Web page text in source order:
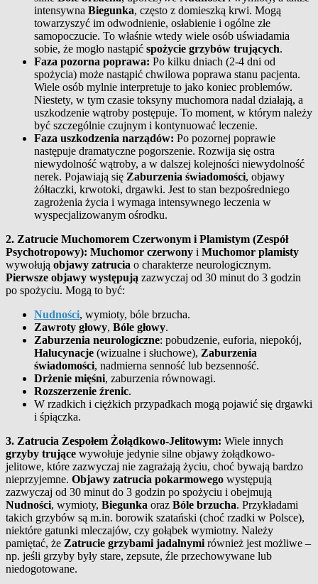
intensywna Biegunka, często z domieszką krwi. Mogą
towarzyszyć im odwodnienie, osłabienie i ogólne złe
samopoczucie. To właśnie wtedy wiele osób uświadamia
sobie, że mogło nastąpić spożycie grzybów trujących.
Faza pozorna poprawa: Po kilku dniach (2-4 dni od
spożycia) może nastąpić chwilowa poprawa stanu pacjenta.
Wiele osób mylnie interpretuje to jako koniec problemów.
Niestety, w tym czasie toksyny muchomora nadal działają, a
uszkodzenie wątroby postępuje. To moment, w którym należy
być szczególnie czujnym i kontynuować leczenie.
Faza uszkodzenia narządów: Po pozornej poprawie
następuje dramatyczne pogorszenie. Rozwija się ostra
niewydolność wątroby, a w dalszej kolejności niewydolność
nerek. Pojawiają się Zaburzenia świadomości, objawy
żółtaczki, krwotoki, drgawki. Jest to stan bezpośredniego
zagrożenia życia i wymaga intensywnego leczenia w
wyspecjalizowanym ośrodku.
2. Zatrucie Muchomorem Czerwonym i Plamistym (Zespół
Psychotropowy): Muchomor czerwony i Muchomor plamisty
wywołują objawy zatrucia o charakterze neurologicznym.
Pierwsze objawy występują zazwyczaj od 30 minut do 3 godzin
po spożyciu. Mogą to być:
Nudności, wymioty, bóle brzucha.
Zawroty głowy, Bóle głowy.
Zaburzenia neurologiczne: pobudzenie, euforia, niepokój,
Halucynacje (wizualne i słuchowe), Zaburzenia
świadomości, nadmierna senność lub bezsenność.
Drżenie mięśni, zaburzenia równowagi.
Rozszerzenie źrenic.
W rzadkich i ciężkich przypadkach mogą pojawić się drgawki
i śpiączka.
3. Zatrucia Zespołem Żołądkowo-Jelitowym: Wiele innych
grzyby trujące wywołuje jedynie silne objawy żołądkowo-
jelitowe, które zazwyczaj nie zagrażają życiu, choć bywają bardzo
nieprzyjemne. Objawy zatrucia pokarmowego występują
zazwyczaj od 30 minut do 3 godzin po spożyciu i obejmują
Nudności, wymioty, Biegunka oraz Bóle brzucha. Przykładami
takich grzybów są m.in. borowik szatański (choć rzadki w Polsce),
niektóre gatunki mleczajów, czy gołąbek wymiotny. Należy
pamiętać, że Zatrucie grzybami jadalnymi również jest możliwe –
np. jeśli grzyby były stare, zepsute, źle przechowywane lub
niedogotowane.